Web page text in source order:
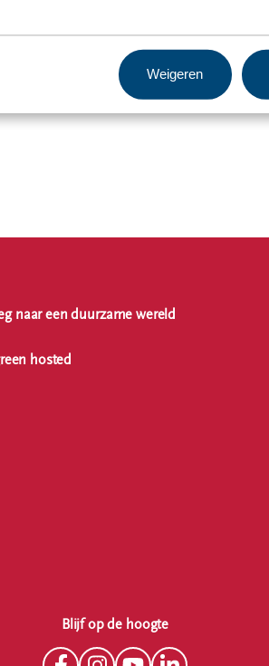
Weigeren
naar een duurzame wereld
hosted
Blijf op de hoogte